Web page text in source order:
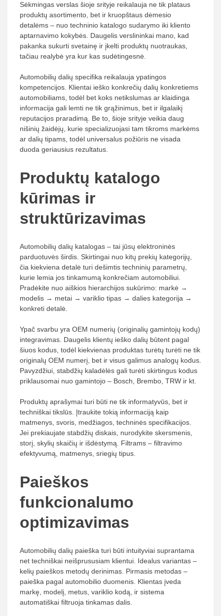
Sėkmingas verslas šioje srityje reikalauja ne tik plataus
produktų asortimento, bet ir kruopštaus dėmesio
detalėms – nuo techninio katalogo sudarymo iki kliento
aptarnavimo kokybės. Daugelis verslininkai mano, kad
pakanka sukurti svetainę ir įkelti produktų nuotraukas,
tačiau realybė yra kur kas sudėtingesnė.
Automobilių dalių specifika reikalauja ypatingos
kompetencijos. Klientai ieško konkrečių dalių konkretiems
automobiliams, todėl bet koks netikslumas ar klaidinga
informacija gali lemti ne tik grąžinimus, bet ir ilgalaikį
reputacijos praradimą. Be to, šioje srityje veikia daug
nišinių žaidėjų, kurie specializuojasi tam tikroms markėms
ar dalių tipams, todėl universalus požiūris ne visada
duoda geriausius rezultatus.
Produktų katalogo
kūrimas ir
struktūrizavimas
Automobilių dalių katalogas – tai jūsų elektroninės
parduotuvės širdis. Skirtingai nuo kitų prekių kategorijų,
čia kiekviena detalė turi dešimtis techninių parametrų,
kurie lemia jos tinkamumą konkrečiam automobiliui.
Pradėkite nuo aiškios hierarchijos sukūrimo: markė →
modelis → metai → variklio tipas → dalies kategorija →
konkreti detalė.
Ypač svarbu yra OEM numerių (originalių gamintojų kodų)
integravimas. Daugelis klientų ieško dalių būtent pagal
šiuos kodus, todėl kiekvienas produktas turėtų turėti ne tik
originalų OEM numerį, bet ir visus galimus analogų kodus.
Pavyzdžiui, stabdžių kaladėlės gali turėti skirtingus kodus
priklausomai nuo gamintojo – Bosch, Brembo, TRW ir kt.
Produktų aprašymai turi būti ne tik informatyvūs, bet ir
techniškai tikslūs. Įtraukite tokią informaciją kaip
matmenys, svoris, medžiagos, techninės specifikacijos.
Jei prekiaujate stabdžių diskais, nurodykite skersmenis,
storį, skylių skaičių ir išdėstymą. Filtrams – filtravimo
efektyvumą, matmenys, sriegių tipus.
Paieškos
funkcionalumo
optimizavimas
Automobilių dalių paieška turi būti intuityviai suprantama
net techniškai neišprususiam klientui. Idealus variantas –
kelių paieškos metodų derinimas. Pirmasis metodas –
paieška pagal automobilio duomenis. Klientas įveda
markę, modelį, metus, variklio kodą, ir sistema
automatiškai filtruoja tinkamas dalis.